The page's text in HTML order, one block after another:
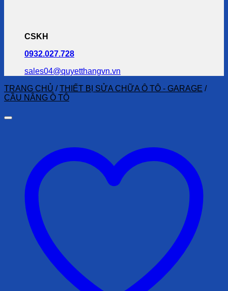
CSKH
0932.027.728
sales04@quyetthangvn.vn
TRANG CHỦ / THIẾT BỊ SỬA CHỮA Ô TÔ - GARAGE /
CẦU NÂNG Ô TÔ